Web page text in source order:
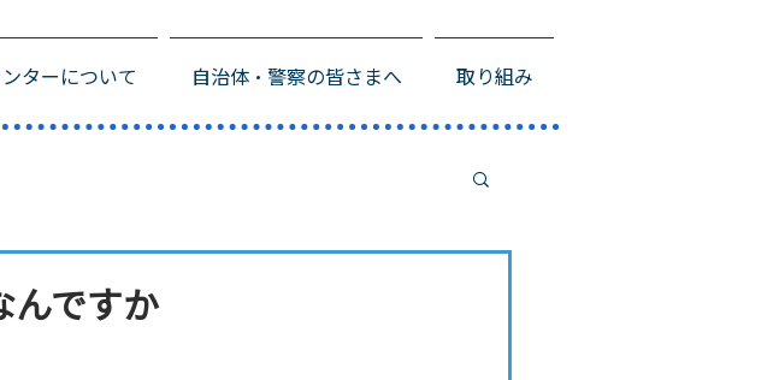
ターについて 自治体・警察の皆さまへ 取り組み
んですか